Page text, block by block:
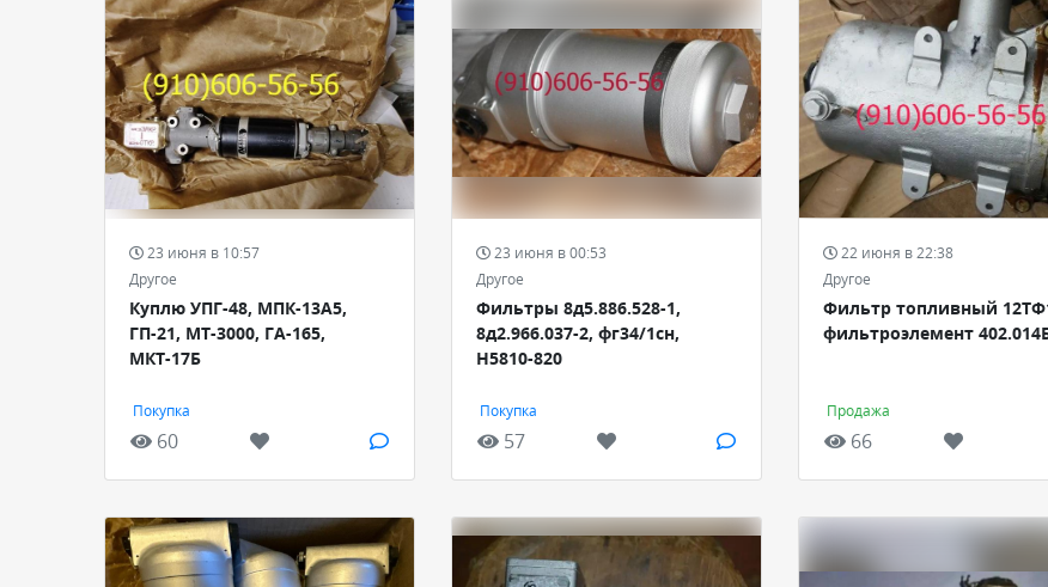
23 июня в 10:57
Другое
Куплю УПГ-48, МПК-13А5,
ГП-21, МТ-3000, ГА-165,
МКТ-17Б
Покупка
60
23 июня в 00:53
Другое
Фильтры 8д5.886.528-1,
8д2.966.037-2, фг34/1сн,
Н5810-820
Покупка
57
22 июня в 22:38
Другое
Фильтр топливный
фильтроэлемент
Продажа
66